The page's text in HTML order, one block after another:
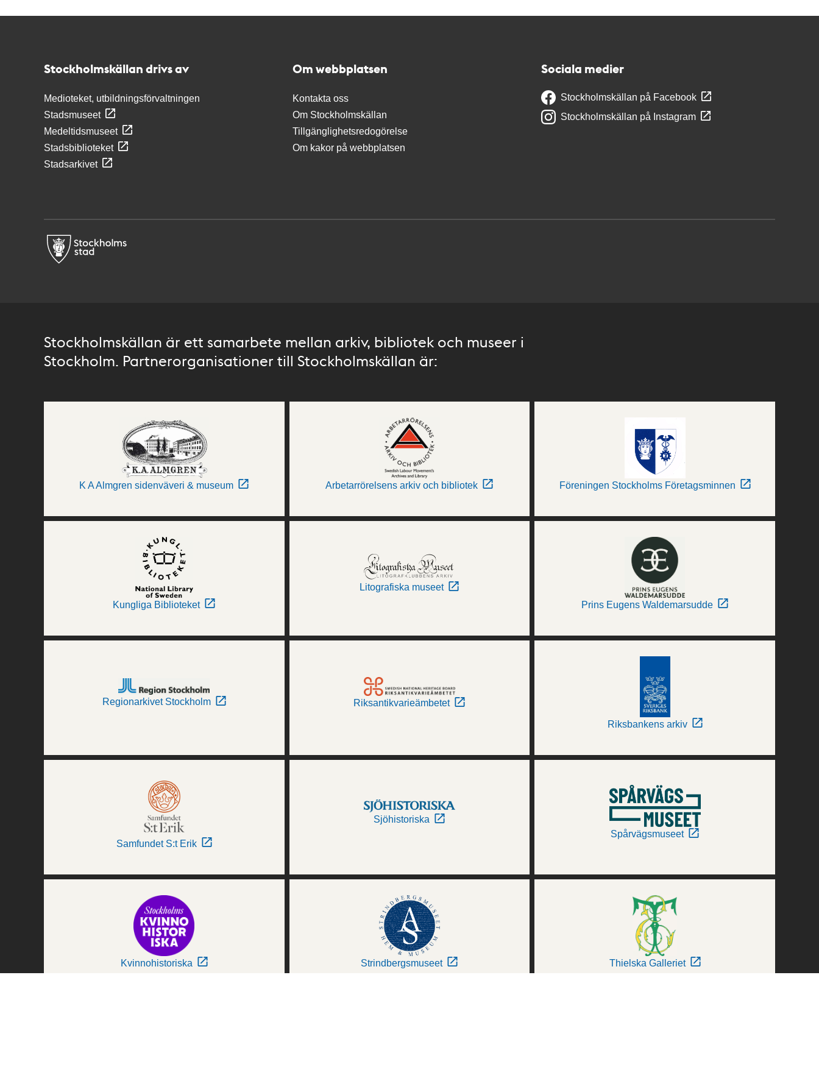
Stockholmskällan drivs av
Medioteket, utbildningsförvaltningen
Stadsmuseet
Medeltidsmuseet
Stadsbiblioteket
Stadsarkivet
Om webbplatsen
Kontakta oss
Om Stockholmskällan
Tillgänglighetsredogörelse
Om kakor på webbplatsen
Sociala medier
Stockholmskällan på Facebook
Stockholmskällan på Instagram
Stockholmskällan är ett samarbete mellan arkiv, bibliotek och museer i
Stockholm. Partnerorganisationer till Stockholmskällan är:
K A Almgren sidenväveri & museum Arbetarrörelsens arkiv och bibliotek Föreningen Stockholms Företagsminnen
Kungliga Biblioteket
Litografiska museet
Prins Eugens Waldemarsudde
Regionarkivet Stockholm Riksantikvarieämbetet
Riksbankens arkiv
Samfundet S:t Erik
Sjöhistoriska
Spårvägsmuseet
Kvinnohistoriska Strindbergsmuseet Thielska Galleriet